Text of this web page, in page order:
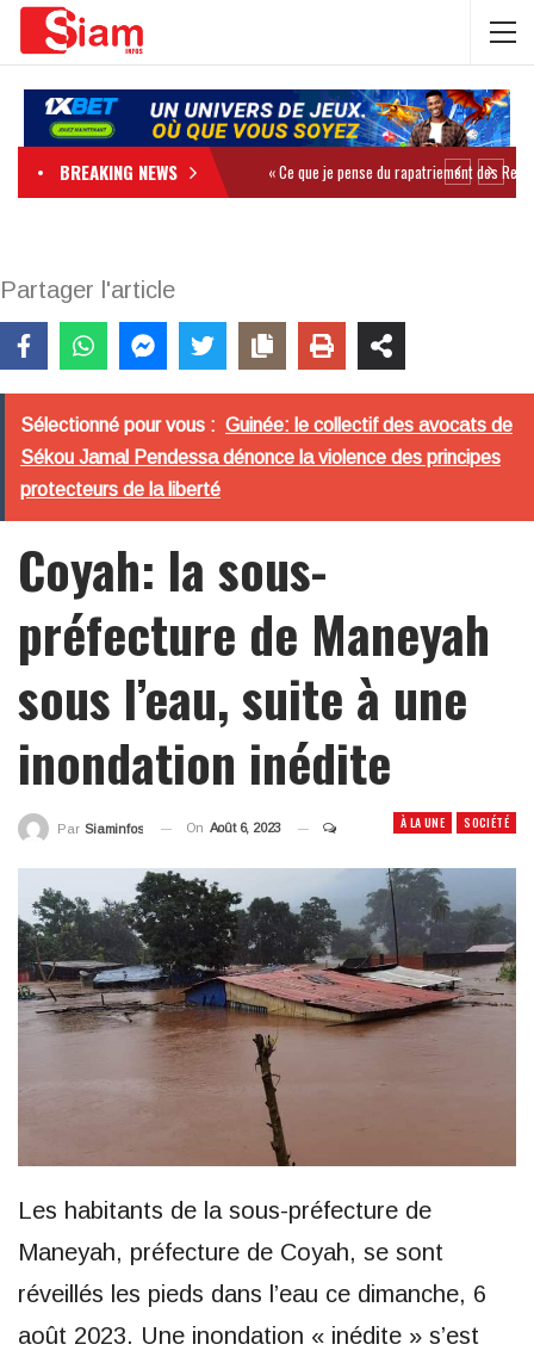
BREAKING NEWS
Partager l'article
Sélectionné pour vous : Guinée: le collectif des avocats de
Sékou Jamal Pendessa dénonce la violence des principes
protecteurs de la liberté
Coyah: la sous-
préfecture de Maneyah
sous l’eau, suite à une
inondation inédite
À LA UNE SOCIÉTÉ
Par Siaminfos On Août 6, 2023
Les habitants de la sous-préfecture de
Maneyah, préfecture de Coyah, se sont
réveillés les pieds dans l’eau ce dimanche, 6
août 2023. Une inondation « inédite » s’est